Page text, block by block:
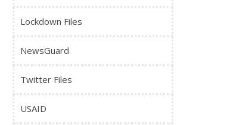
Lockdown Files
NewsGuard
Twitter Files
USAID